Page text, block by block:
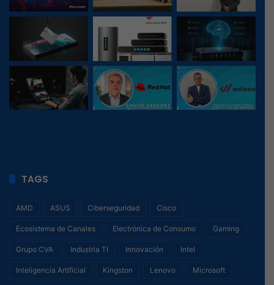
TAGS
AMD ASUS Ciberseguridad Cisco
Ecosistema de Canales Electrónica de Consumo Gaming
Grupo CVA Industria TI Innovación Intel
Inteligencia Artificial Kingston Lenovo Microsoft